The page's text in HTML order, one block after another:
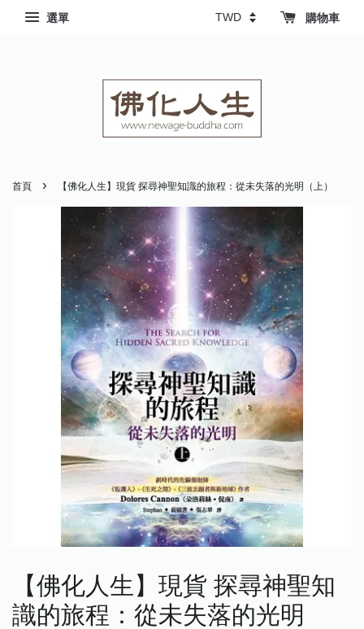
選單 購物車
首頁 › 【佛化人生】現貨 探尋神聖知識的旅程：從未失落的光明（上）
【佛化人生】現貨 探尋神聖知
識的旅程：從未失落的光明